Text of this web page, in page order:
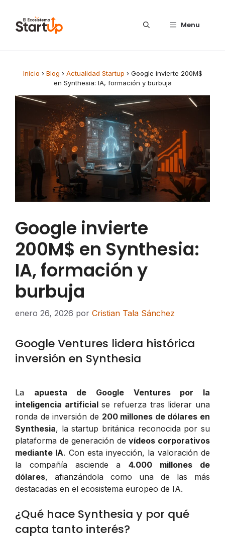
Menu
Inicio › Blog › Actualidad Startup › Google invierte 200M$
en Synthesia: IA, formación y burbuja
Google invierte
200M$ en Synthesia:
IA, formación y
burbuja
enero 26, 2026 por Cristian Tala Sánchez
Google Ventures lidera histórica
inversión en Synthesia
La apuesta de Google Ventures por la
inteligencia artificialse refuerza tras liderar una
ronda de inversión de 200 millones de dólares en
Synthesia, la startup británica reconocida por su
plataforma de generación devídeos corporativos
mediante IA. Con esta inyección, la valoración de
la compañía asciende a4.000 millones de
dólares, afianzándola como una de las más
destacadas en el ecosistema europeo de IA.
¿Qué hace Synthesia y por qué
capta tanto interés?